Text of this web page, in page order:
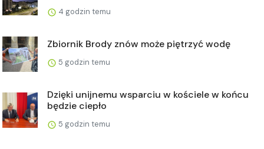
4 godzin temu
Zbiornik Brody znów może piętrzyć wodę
5 godzin temu
Dzięki unijnemu wsparciu w kościele w końcu
będzie ciepło
5 godzin temu